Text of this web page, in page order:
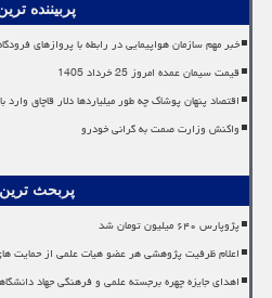
پربیننده
خبر مهم سازمان هواپیمایی در رابطه با پروازهای
قیمت سیمان عمده امروز 25 خرداد 1405
اقتصاد پنهان پوشاک چه طور میلیاردها دلار قاچاق وارد
واکنش وزارت صمت به گرانی خودرو
پربحث
پژوپارس ۶۴۰ میلیون تومان شد
اعلام ظرفیت پژوهشی هر عضو هیات علمی از حمایت
اهدای جایزه چهره برجسته علمی و فرهنگی جهاد